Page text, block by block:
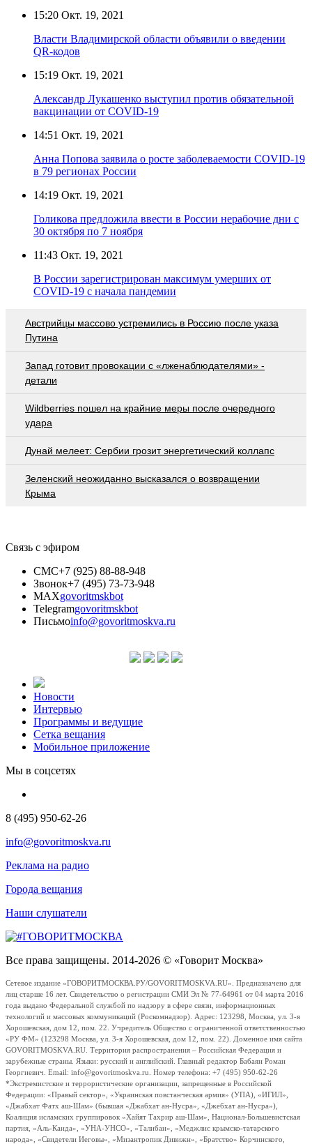
15:20 Окт. 19, 2021
Власти Владимирской области объявили о введении
QR-кодов
15:19 Окт. 19, 2021
Александр Лукашенко выступил против обязательной
вакцинации от COVID-19
14:51 Окт. 19, 2021
Анна Попова заявила о росте заболеваемости COVID-19
в 79 регионах России
14:19 Окт. 19, 2021
Голикова предложила ввести в России нерабочие дни с
30 октября по 7 ноября
11:43 Окт. 19, 2021
В России зарегистрирован максимум умерших от
COVID-19 с начала пандемии
Австрийцы массово устремились в Россию после указа
Путина
Запад готовит провокации с «лженаблюдателями» -
детали
Wildberries пошел на крайние меры после очередного
удара
Дунай мелеет: Сербии грозит энергетический коллапс
Зеленский неожиданно высказался о возвращении
Крыма
Связь с эфиром
СМС+7 (925) 88-88-948
Звонок+7 (495) 73-73-948
MAXgovoritmskbot
Telegramgovoritmskbot
Письмоinfo@govoritmoskva.ru
Новости
Интервью
Программы и ведущие
Сетка вещания
Мобильное приложение
Мы в соцсетях
8 (495) 950-62-26
info@govoritmoskva.ru
Реклама на радио
Города вещания
Наши слушатели
Все права защищены. 2014-2026 © «Говорит Москва»
Сетевое издание «ГОВОРИТМОСКВА.РУ/GOVORITMOSKVA.RU». Предназначено для
лиц старше 16 лет. Свидетельство о регистрации СМИ Эл № 77-64961 от 04 марта 2016
года выдано Федеральной службой по надзору в сфере связи, информационных
технологий и массовых коммуникаций (Роскомнадзор). Адрес: 123298, Москва, ул. 3-я
Хорошевская, дом 12, пом. 22. Учредитель Общество с ограниченной ответственностью
«РУ ФМ» (123298 Москва, ул. 3-я Хорошевская, дом 12, пом. 22). Доменное имя сайта
GOVORITMOSKVA.RU. Территория распространения – Российская Федерация и
зарубежные страны. Языки: русский и английский. Главный редактор Бабаян Роман
Георгиевич. Email: info@govoritmoskva.ru. Номер телефона: +7 (495) 950-62-26
*Экстремистские и террористические организации, запрещенные в Российской
Федерации: «Правый сектор», «Украинская повстанческая армия» (УПА), «ИГИЛ»,
«Джабхат Фатх аш-Шам» (бывшая «Джабхат ан-Нусра», «Джебхат ан-Нусра»),
Коалиция исламских группировок «Хайят Тахрир аш-Шам», Национал-Большевистская
партия, «Аль-Каида», «УНА-УНСО», «Талибан», «Меджлис крымско-татарского
народа», «Свидетели Иеговы», «Мизантропик Дивижн», «Братство» Корчинского,